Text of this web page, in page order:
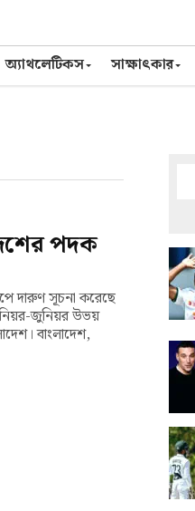
অ্যাথলেটিকস সাক্ষাৎকার
পদক
দারুণ সূচনা করেছে
জুনিয়র উভয়
বাংলাদেশ,